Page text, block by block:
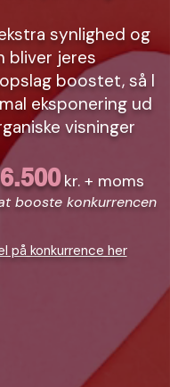
synlighed og
bliver jeres
boostet, så I
eksponering ud
visninger
6.500 kr. + moms
booste konkurrencen
på konkurrence her